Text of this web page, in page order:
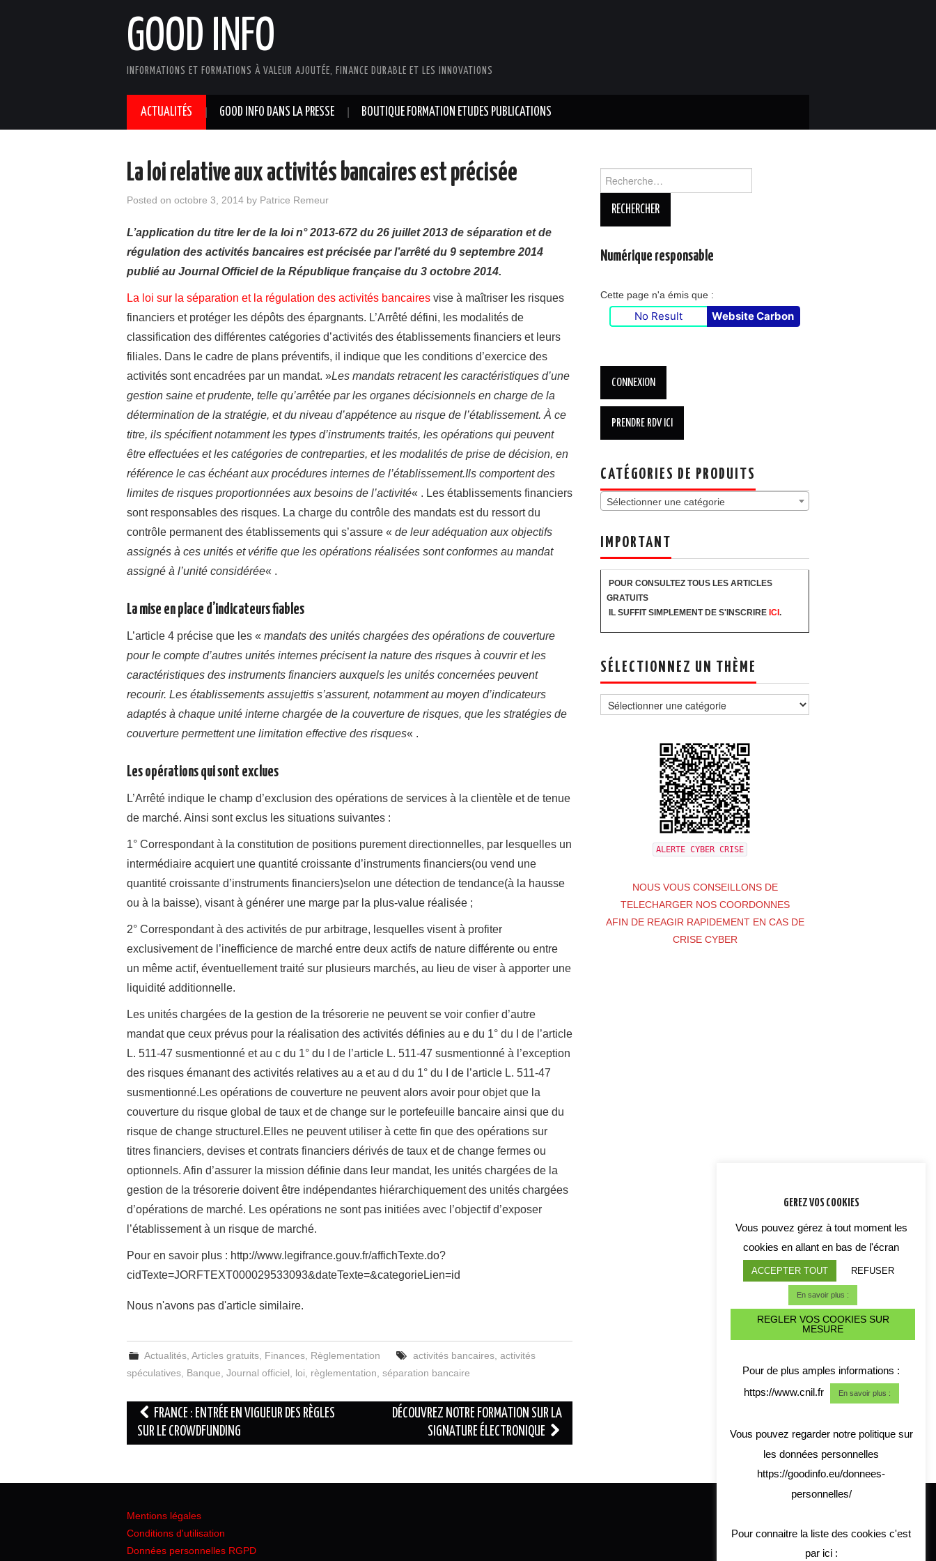
GOOD INFO
INFORMATIONS ET FORMATIONS À VALEUR AJOUTÉE, FINANCE DURABLE ET LES INNOVATIONS
ACTUALITÉS GOOD INFO DANS LA PRESSE BOUTIQUE FORMATION ETUDES PUBLICATIONS
La loi relative aux activités bancaires est précisée
Posted on octobre 3, 2014 by Patrice Remeur
L’application du titre Ier de la loi n° 2013-672 du 26 juillet 2013 de séparation et de
régulation des activités bancaires est précisée par l’arrêté du 9 septembre 2014
publié au Journal Officiel de la République française du 3 octobre 2014.
La loi sur la séparation et la régulation des activités bancaires vise à maîtriser les risques
financiers et protéger les dépôts des épargnants. L’Arrêté défini, les modalités de
classification des différentes catégories d’activités des établissements financiers et leurs
filiales. Dans le cadre de plans préventifs, il indique que les conditions d’exercice des
activités sont encadrées par un mandat. »Les mandats retracent les caractéristiques d’une
gestion saine et prudente, telle qu’arrêtée par les organes décisionnels en charge de la
détermination de la stratégie, et du niveau d’appétence au risque de l’établissement. À ce
titre, ils spécifient notamment les types d’instruments traités, les opérations qui peuvent
être effectuées et les catégories de contreparties, et les modalités de prise de décision, en
référence le cas échéant aux procédures internes de l’établissement.Ils comportent des
limites de risques proportionnées aux besoins de l’activité« . Les établissements financiers
sont responsables des risques. La charge du contrôle des mandats est du ressort du
contrôle permanent des établissements qui s’assure « de leur adéquation aux objectifs
assignés à ces unités et vérifie que les opérations réalisées sont conformes au mandat
assigné à l’unité considérée« .
La mise en place d’indicateurs fiables
L’article 4 précise que les « mandats des unités chargées des opérations de couverture
pour le compte d’autres unités internes précisent la nature des risques à couvrir et les
caractéristiques des instruments financiers auxquels les unités concernées peuvent
recourir. Les établissements assujettis s’assurent, notamment au moyen d’indicateurs
adaptés à chaque unité interne chargée de la couverture de risques, que les stratégies de
couverture permettent une limitation effective des risques« .
Les opérations qui sont exclues
L’Arrêté indique le champ d’exclusion des opérations de services à la clientèle et de tenue
de marché. Ainsi sont exclus les situations suivantes :
1° Correspondant à la constitution de positions purement directionnelles, par lesquelles un
intermédiaire acquiert une quantité croissante d’instruments financiers(ou vend une
quantité croissante d’instruments financiers)selon une détection de tendance(à la hausse
ou à la baisse), visant à générer une marge par la plus-value réalisée ;
2° Correspondant à des activités de pur arbitrage, lesquelles visent à profiter
exclusivement de l’inefficience de marché entre deux actifs de nature différente ou entre
un même actif, éventuellement traité sur plusieurs marchés, au lieu de viser à apporter une
liquidité additionnelle.
Les unités chargées de la gestion de la trésorerie ne peuvent se voir confier d’autre
mandat que ceux prévus pour la réalisation des activités définies au e du 1° du I de l’article
L. 511-47 susmentionné et au c du 1° du I de l’article L. 511-47 susmentionné à l’exception
des risques émanant des activités relatives au a et au d du 1° du I de l’article L. 511-47
susmentionné.Les opérations de couverture ne peuvent alors avoir pour objet que la
couverture du risque global de taux et de change sur le portefeuille bancaire ainsi que du
risque de change structurel.Elles ne peuvent utiliser à cette fin que des opérations sur
titres financiers, devises et contrats financiers dérivés de taux et de change fermes ou
optionnels. Afin d’assurer la mission définie dans leur mandat, les unités chargées de la
gestion de la trésorerie doivent être indépendantes hiérarchiquement des unités chargées
d’opérations de marché. Les opérations ne sont pas initiées avec l’objectif d’exposer
l’établissement à un risque de marché.
Pour en savoir plus : http://www.legifrance.gouv.fr/affichTexte.do?
cidTexte=JORFTEXT000029533093&dateTexte=&categorieLien=id
Nous n'avons pas d'article similaire.
Actualités,Articles gratuits, Finances, Règlementation activités bancaires, activités
spéculatives, Banque, Journal officiel, loi, règlementation, séparation bancaire
Navigation
des
FRANCE : ENTRÉE EN VIGUEUR DES RÈGLES
SUR LE CROWDFUNDING
DÉCOUVREZ NOTRE FORMATION SUR LA
SIGNATURE ÉLECTRONIQUE
Numérique responsable
Cette page n'a émis que :
No Result Website Carbon
CATÉGORIES DE PRODUITS
Sélectionner une catégorie
IMPORTANT
POUR CONSULTEZ TOUS LES ARTICLES
GRATUITS
IL SUFFIT SIMPLEMENT DE S'INSCRIRE ICI .
SÉLECTIONNEZ UN THÈME
un
thème
ALERTE CYBER CRISE
NOUS VOUS CONSEILLONS DE
TELECHARGER NOS COORDONNES
AFIN DE REAGIR RAPIDEMENT EN CAS DE
CRISE CYBER
Mentions légales
Conditions d'utilisation
Données personnelles RGPD
GEREZ VOS COOKIES
Vous pouvez gérez à tout moment les
cookies en allant en bas de l'écran
ACCEPTER TOUT REFUSER
En savoir plus :
REGLER VOS COOKIES SUR
MESURE
Pour de plus amples informations :
https://www.cnil.fr
En savoir plus :
Vous pouvez regarder notre politique sur
les données personnelles
https://goodinfo.eu/donnees-
personnelles/
Pour connaitre la liste des cookies c'est
par ici :